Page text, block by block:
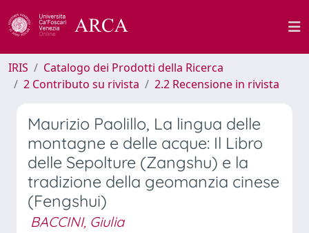
IRIS
Catalogo dei Prodotti della Ricerca
2 Contributo su rivista
2.2 Recensione in rivista
Maurizio Paolillo, La lingua delle
montagne e delle acque: Il Libro
delle Sepolture (Zangshu) e la
tradizione della geomanzia cinese
(Fengshui)
BACCINI, Giulia